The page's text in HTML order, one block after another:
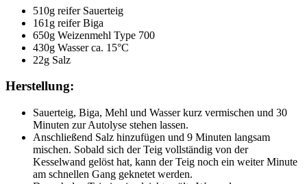
510g reifer Sauerteig
161g reifer Biga
650g Weizenmehl Type 700
430g Wasser ca. 15°C
22g Salz
Herstellung:
Sauerteig, Biga, Mehl und Wasser kurz vermischen und 30
Minuten zur Autolyse stehen lassen.
Anschließend Salz hinzufügen und 9 Minuten langsam
mischen. Sobald sich der Teig vollständig von der
Kesselwand gelöst hat, kann der Teig noch ein weiter Minute
am schnellen Gang geknetet werden.